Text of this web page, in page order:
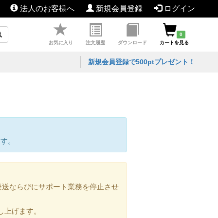
法人のお客様へ 新規会員登録 ログイン
お気に入り 注文履歴 ダウンロード
0
カートを見る
新規会員登録で500ptプレゼント！
。
ならびにサポート業務を停止させ
げます。